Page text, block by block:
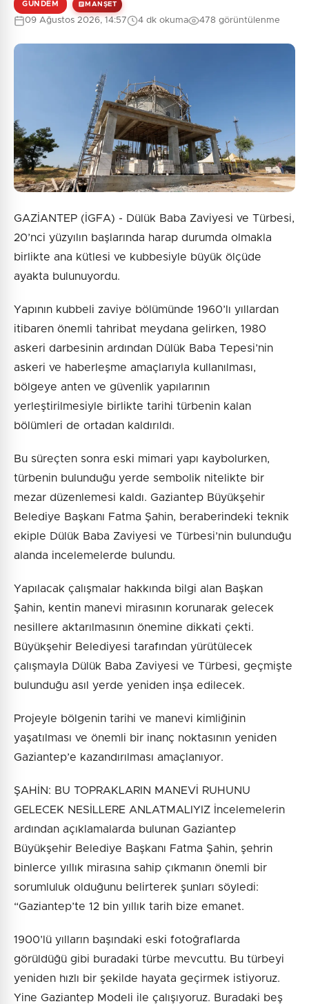
GÜNDEM MANŞET
09 Ağustos 2026, 14:57 4 dk okuma 478 görüntülenme
GAZİANTEP (İGFA) - Dülük Baba Zaviyesi ve Türbesi,
20’nci yüzyılın başlarında harap durumda olmakla
birlikte ana kütlesi ve kubbesiyle büyük ölçüde
ayakta bulunuyordu.
Yapının kubbeli zaviye bölümünde 1960’lı yıllardan
itibaren önemli tahribat meydana gelirken, 1980
askeri darbesinin ardından Dülük Baba Tepesi’nin
askeri ve haberleşme amaçlarıyla kullanılması,
bölgeye anten ve güvenlik yapılarının
yerleştirilmesiyle birlikte tarihi türbenin kalan
bölümleri de ortadan kaldırıldı.
Bu süreçten sonra eski mimari yapı kaybolurken,
türbenin bulunduğu yerde sembolik nitelikte bir
mezar düzenlemesi kaldı. Gaziantep Büyükşehir
Belediye Başkanı Fatma Şahin, beraberindeki teknik
ekiple Dülük Baba Zaviyesi ve Türbesi’nin bulunduğu
alanda incelemelerde bulundu.
Yapılacak çalışmalar hakkında bilgi alan Başkan
Şahin, kentin manevi mirasının korunarak gelecek
nesillere aktarılmasının önemine dikkati çekti.
Büyükşehir Belediyesi tarafından yürütülecek
çalışmayla Dülük Baba Zaviyesi ve Türbesi, geçmişte
bulunduğu asıl yerde yeniden inşa edilecek.
Projeyle bölgenin tarihi ve manevi kimliğinin
yaşatılması ve önemli bir inanç noktasının yeniden
Gaziantep’e kazandırılması amaçlanıyor.
ŞAHİN: BU TOPRAKLARIN MANEVİ RUHUNU
GELECEK NESİLLERE ANLATMALIYIZ İncelemelerin
ardından açıklamalarda bulunan Gaziantep
Büyükşehir Belediye Başkanı Fatma Şahin, şehrin
binlerce yıllık mirasına sahip çıkmanın önemli bir
sorumluluk olduğunu belirterek şunları söyledi:
“Gaziantep’te 12 bin yıllık tarih bize emanet.
1900’lü yılların başındaki eski fotoğraflarda
görüldüğü gibi buradaki türbe mevcuttu. Bu türbeyi
yeniden hızlı bir şekilde hayata geçirmek istiyoruz.
Yine Gaziantep Modeli ile çalışıyoruz. Buradaki beş